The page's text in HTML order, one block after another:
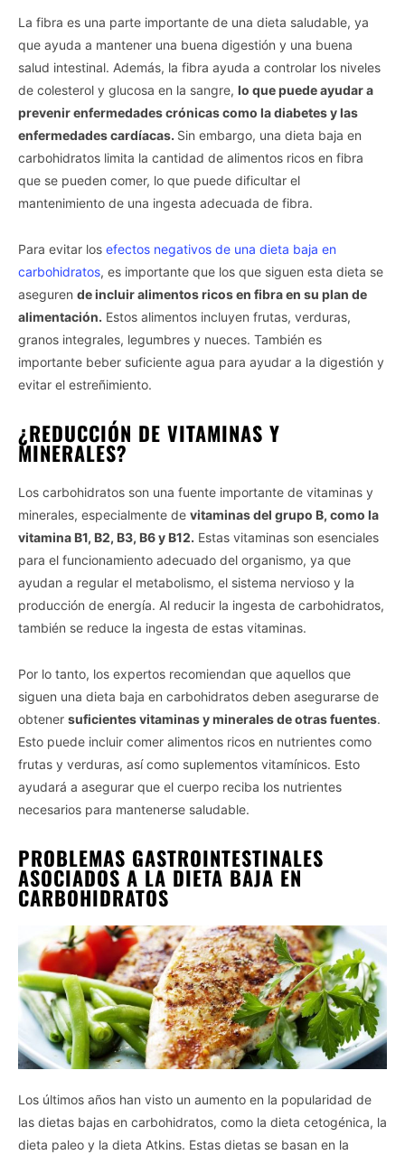
Vida.es -Do Not Process My Personal Information
If you wish to opt-out of the sale, sharing to third parties, or
processing of your personal or sensitive information for
targeted advertising by us, please use the below opt-out
section to confirm your selection. Please note that after your
opt-out request is processed you may continue seeing
us or personal information disclosed to third parties prior to
your opt-out. You may separately opt-out of the further
disclosure of your personal information by third parties on the
IAB’s list of downstream participants. This information may
also be disclosed by us to third parties on theIAB’s List of
Downstream Participantsthat may further disclose it to other
third parties.
I want to opt-out of the Sharing of my
personal data.
Opted In
Personal Data.
Opted In
I want to opt-out of processing my
Personal Data for Targeted Advertising.
Opted In
I want to opt-out of Collection, Use,
Retention, Sale, and/or Sharing of my
Personal Data that Is Unrelated with the
Opted Out
CONFIRM
La fibra es una parte importante de una dieta saludable, ya
que ayuda a mantener una buena digestión y una buena
salud intestinal. Además, la fibra ayuda a controlar los niveles
de colesterol y glucosa en la sangre, lo que puede ayudar a
prevenir enfermedades crónicas como la diabetes y las
enfermedades cardíacas. Sin embargo, una dieta baja en
carbohidratos limita la cantidad de alimentos ricos en fibra
que se pueden comer, lo que puede dificultar el
mantenimiento de una ingesta adecuada de fibra.
Para evitar los efectos negativos de una dieta baja en
carbohidratos, es importante que los que siguen esta dieta se
aseguren de incluir alimentos ricos en fibra en su plan de
alimentación. Estos alimentos incluyen frutas, verduras,
granos integrales, legumbres y nueces. También es
importante beber suficiente agua para ayudar a la digestión y
evitar el estreñimiento.
¿REDUCCIÓN DE VITAMINAS Y
MINERALES?
Los carbohidratos son una fuente importante de vitaminas y
minerales, especialmente de vitaminas del grupo B, como la
vitamina B1, B2, B3, B6 y B12. Estas vitaminas son esenciales
para el funcionamiento adecuado del organismo, ya que
ayudan a regular el metabolismo, el sistema nervioso y la
producción de energía. Al reducir la ingesta de carbohidratos,
también se reduce la ingesta de estas vitaminas.
Por lo tanto, los expertos recomiendan que aquellos que
siguen una dieta baja en carbohidratos deben asegurarse de
obtener suficientes vitaminas y minerales de otras fuentes.
Esto puede incluir comer alimentos ricos en nutrientes como
frutas y verduras, así como suplementos vitamínicos. Esto
ayudará a asegurar que el cuerpo reciba los nutrientes
necesarios para mantenerse saludable.
PROBLEMAS GASTROINTESTINALES
ASOCIADOS A LA DIETA BAJA EN
CARBOHIDRATOS
Los últimos años han visto un aumento en la popularidad de
las dietas bajas en carbohidratos, como la dieta cetogénica, la
dieta paleo y la dieta Atkins. Estas dietas se basan en la